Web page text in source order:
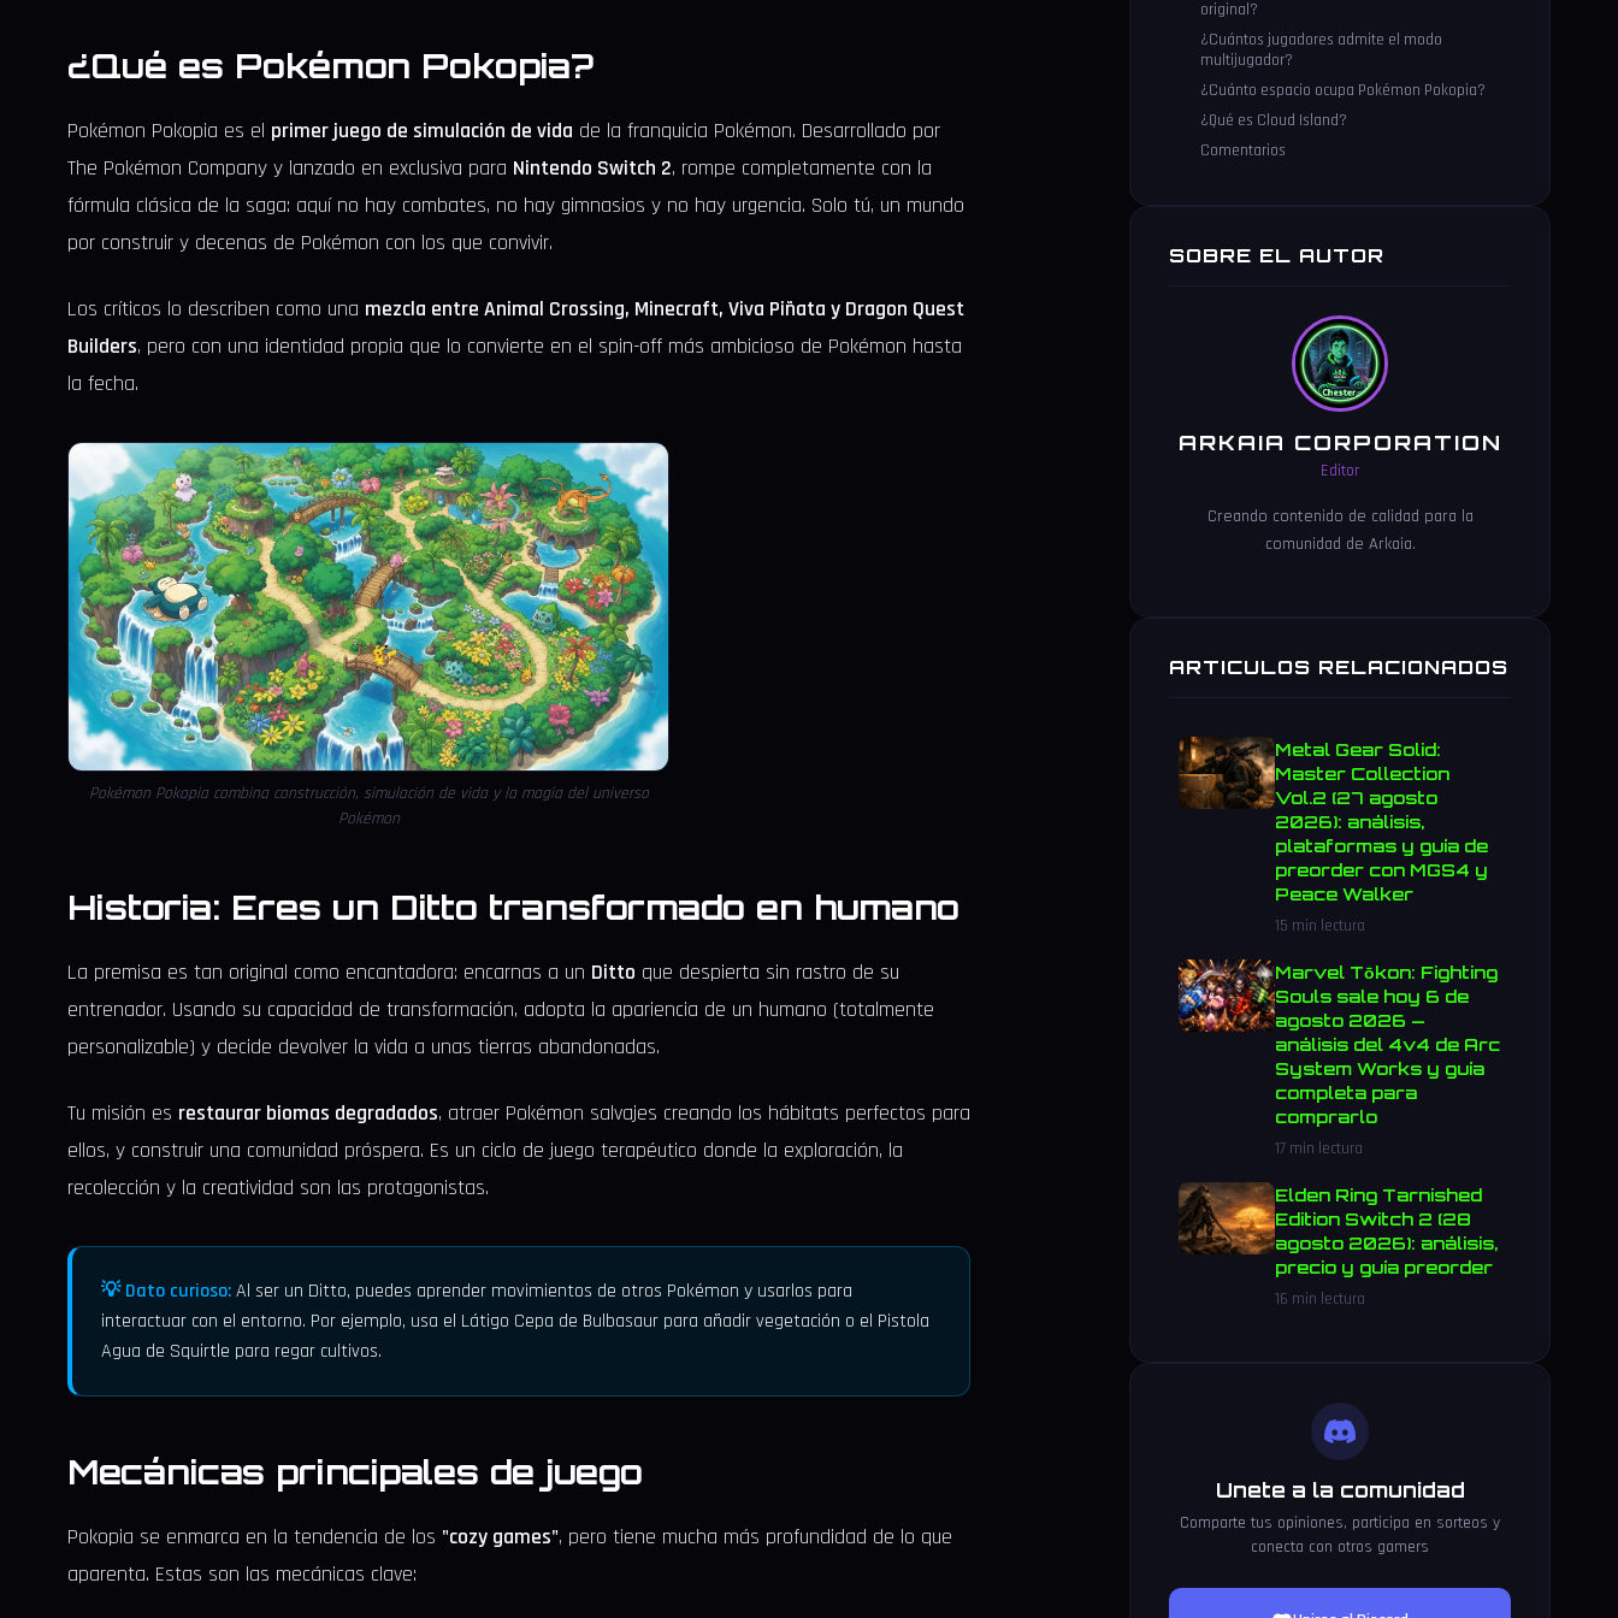
¿Qué es Pokémon Pokopia?
Pokémon Pokopia es el primer juego de simulación de vida de la franquicia Pokémon. Desarrollado por
The Pokémon Company y lanzado en exclusiva para Nintendo Switch 2, rompe completamente con la
fórmula clásica de la saga: aquí no hay combates, no hay gimnasios y no hay urgencia. Solo tú, un mundo
por construir y decenas de Pokémon con los que convivir.
Los críticos lo describen como una mezcla entre Animal Crossing, Minecraft, Viva Piñata y Dragon Quest
Builders, pero con una identidad propia que lo convierte en el spin-off más ambicioso de Pokémon hasta
la fecha.
Pokémon Pokopia combina construcción, simulación de vida y la magia del universo
Pokémon
Historia: Eres un Ditto transformado en humano
La premisa es tan original como encantadora: encarnas a un Ditto que despierta sin rastro de su
entrenador. Usando su capacidad de transformación, adopta la apariencia de un humano (totalmente
personalizable) y decide devolver la vida a unas tierras abandonadas.
Tu misión es restaurar biomas degradados, atraer Pokémon salvajes creando los hábitats perfectos para
ellos, y construir una comunidad próspera. Es un ciclo de juego terapéutico donde la exploración, la
recolección y la creatividad son las protagonistas.
💡 Dato curioso:Al ser un Ditto, puedes aprender movimientos de otros Pokémon y usarlos para
interactuar con el entorno. Por ejemplo, usa el Látigo Cepa de Bulbasaur para añadir vegetación o el Pistola
Agua de Squirtle para regar cultivos.
Mecánicas principales de juego
Pokopia se enmarca en la tendencia de los "cozy games", pero tiene mucha más profundidad de lo que
aparenta. Estas son las mecánicas clave:
original?
¿Cuántos jugadores admite el modo
multijugador?
¿Cuánto espacio ocupa Pokémon Pokopia?
¿Qué es Cloud Island?
Comentarios
SOBRE EL AUTOR
ARKAIA CORPORATION
Editor
Creando contenido de calidad para la
comunidad de Arkaia.
ARTICULOS RELACIONADOS
Metal Gear Solid:
Master Collection
Vol.2 (27 agosto
2026): análisis,
plataformas y guía de
preorder con MGS4 y
Peace Walker
15 min lectura
Marvel Tōkon: Fighting
Souls sale hoy 6 de
agosto 2026 —
análisis del 4v4 de Arc
System Works y guía
completa para
comprarlo
17 min lectura
Elden Ring Tarnished
Edition Switch 2 (28
agosto 2026): análisis,
precio y guía preorder
16 min lectura
Unete a la comunidad
Comparte tus opiniones, participa en sorteos y
conecta con otros gamers